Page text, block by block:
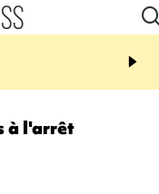
13:09
Des
font cinq morts en
à l'arrêt